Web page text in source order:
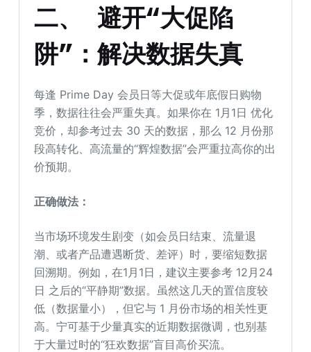
二、 避开“大促陷
阱”：解决数据失真
每逢 Prime Day 会员日等大促或年底假日购物
季，数据往往会严重失真。如果你在 1月1日 优化
竞价，却参考过去 30 天的数据，那么 12 月份那
段高转化、高流量的“辉煌数据”会严重拉高你的出
价预期。
正确做法：
当市场环境发生剧变（如会员日结束、流量退
潮、或者产品遭遇断货、差评）时，要缩短数据
回溯期。例如，在1月1日，建议主要参考 12月24
日 之后的“平静期”数据。虽然这几天的置信度较
低（数据量小），但它与 1 月份市场的相关性更
高。宁可基于少量真实的近期数据微调，也别基
于大量过时的“狂欢数据”盲目高价买流。